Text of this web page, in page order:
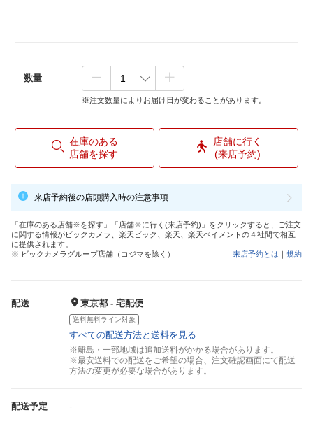
数量
※注文数量によりお届け日が変わることがあります。
在庫のある
店舗を探す
店舗に行く
(来店予約)
来店予約後の店頭購入時の注意事項
「在庫のある店舗※を探す」「店舗※に行く(来店予約)」をクリックすると、ご注文
に関する情報がビックカメラ、楽天ビック、楽天、楽天ペイメントの４社間で相互
に提供されます。
※ ビックカメラグループ店舗（コジマを除く）
来店予約とは ｜ 規約
配送 東京都 - 宅配便
送料無料ライン対象
すべての配送方法と送料を見る
※離島・一部地域は追加送料がかかる場合があります。
※最安送料での配送をご希望の場合、注文確認画面にて配送
方法の変更が必要な場合があります。
配送予定 -